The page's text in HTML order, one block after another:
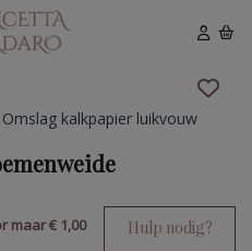
Omslag kalkpapier luikvouw
maar€ 1,00 Hulp nodig?